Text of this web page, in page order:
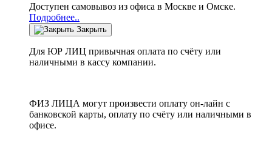
Доступен самовывоз из офиса в Москве и Омске.
Подробнее..
Закрыть
Для ЮР ЛИЦ привычная оплата по счёту или
наличными в кассу компании.
ФИЗ ЛИЦА могут произвести оплату он-лайн с
банковской карты, оплату по счёту или наличными в
офисе.